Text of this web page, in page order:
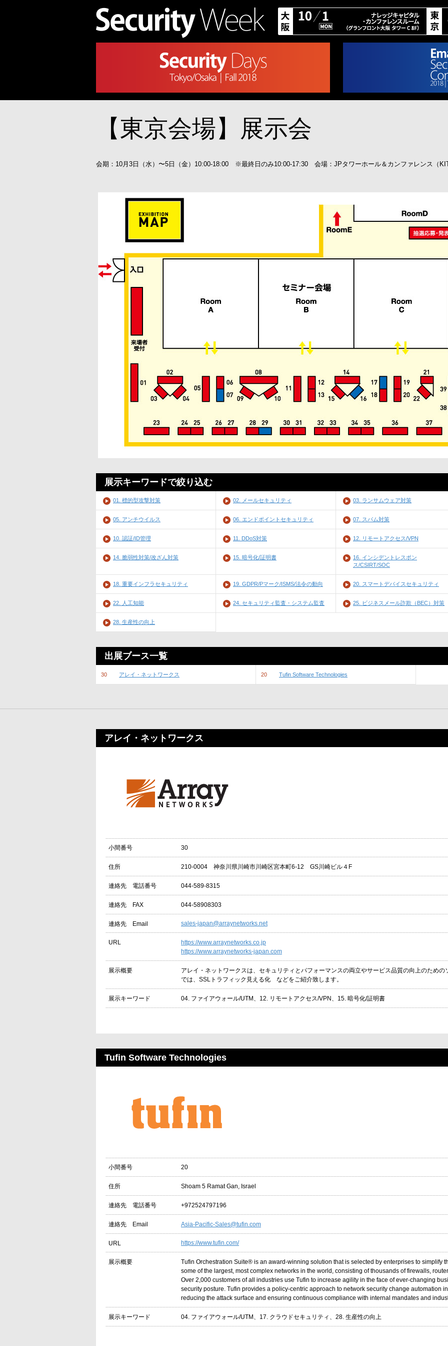
【東京会場】展示会
会期：10月3日（水）〜5日（金）10:00-18:00 ※最終日のみ10:00-17:30 会場：JPタワーホール＆カンファレンス（
展示キーワードで絞り込む
01. 標的型攻撃対策 02. メールセキュリティ 03. ランサムウェア対策
05. アンチウイルス 06. エンドポイントセキュリティ 07. スパム対策
10. 認証/ID管理 11. DDoS対策 12. リモートアクセス/VPN
14. 脆弱性対策/改ざん対策 15. 暗号化/証明書
16. インシデントレスポン
ス/CSIRT/SOC
18. 重要インフラセキュリティ 19. GDPR/Pマーク/ISMS/法令の動向 20. スマートデバイスセキュリティ
22. 人工知能 24. セキュリティ監査・システム監査 25. ビジネスメール詐欺（BEC）対策
28. 生産性の向上
出展ブース一覧
30 アレイ・ネットワークス 20 Tufin Software Technologies
アレイ・ネットワークス
小間番号 30
住所 210-0004 神奈川県川崎市川崎区宮本町6-12 GS川崎ビル４F
連絡先 電話番号 044-589-8315
連絡先 FAX 044-58908303
連絡先 Email sales-japan@arraynetworks.net
URL
https://www.arraynetworks.co.jp
https://www.arraynetworks-japan.com
展示概要
アレイ・ネットワークスは、セキュリティとパフォーマンスの両立やサービス品質の向上のため
では、SSLトラフィック見える化 などをご紹介致します。
展示キーワード 04. ファイアウォール/UTM、12. リモートアクセス/VPN、15. 暗号化/証明書
Tufin Software Technologies
小間番号 20
住所 Shoam 5 Ramat Gan, Israel
連絡先 電話番号 +972524797196
連絡先 Email Asia-Pacific-Sales@tufin.com
URL https://www.tufin.com/
展示概要
Tufin Orchestration Suite® is an award-winning solution that is selected by enterprises to simplify
some of the largest, most complex networks in the world, consisting of thousands of firewalls,
Over 2,000 customers of all industries use Tufin to increase agility in the face of ever-changing
security posture. Tufin provides a policy-centric approach to network security change automation
reducing the attack surface and ensuring continuous compliance with internal mandates and
展示キーワード 04. ファイアウォール/UTM、17. クラウドセキュリティ、28. 生産性の向上